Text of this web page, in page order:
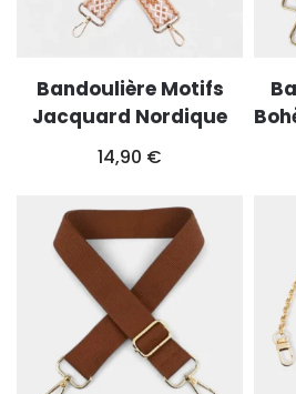
Bandoulière Motifs
Jacquard Nordique
14,90 €